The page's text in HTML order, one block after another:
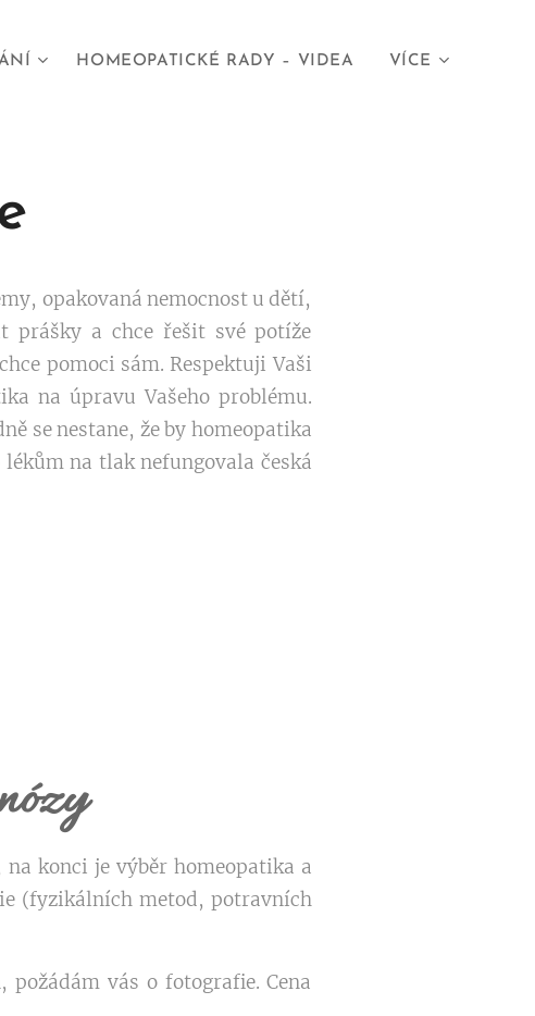
HOMEOPATICKÉ RADY – VIDEA VÍCE
opakovaná nemocnost u dětí,
prášky a chce řešit své potíže
pomoci sám. Respektuji Vaši
na úpravu Vašeho problému.
se nestane, že by homeopatika
na tlak nefungovala česká
konci je výběr homeopatika a
(fyzikálních metod, potravních
vás o fotografie. Cena